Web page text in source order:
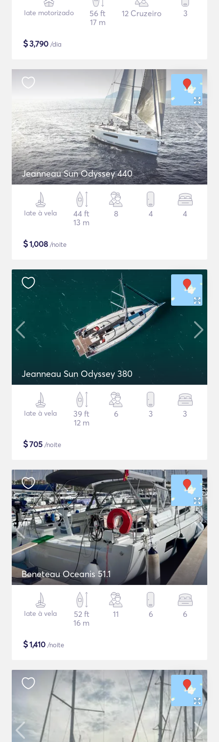
Iate motorizado
56 ft
17 m
12 Cruzeiro 3
$3,790 /dia
Jeanneau Sun Odyssey 440
Iate à vela
44 ft
13 m
8 4 4
$1,008 /noite
Jeanneau Sun Odyssey 380
Iate à vela
39 ft
12 m
6 3 3
$705 /noite
Beneteau Oceanis 51.1
Iate à vela
52 ft
16 m
11 6 6
$1,410 /noite